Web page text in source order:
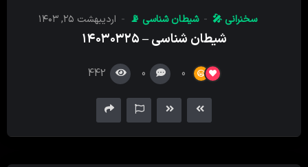
سخنرانی 🎤 شیطان‌ شناسی 📡 اردیبهشت ۲۵, ۱۴۰۳
شیطان شناسی – ۱۴۰۳۰۳۲۵
0
0
442